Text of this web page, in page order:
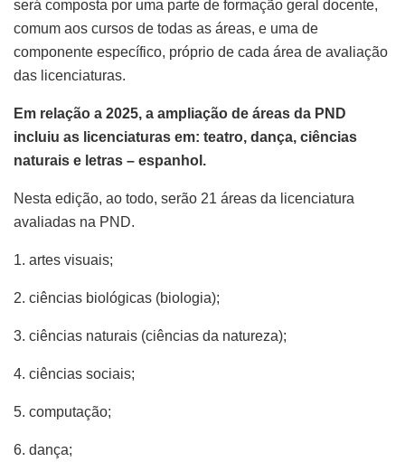
será composta por uma parte de formação geral docente,
comum aos cursos de todas as áreas, e uma de
componente específico, próprio de cada área de avaliação
das licenciaturas.
Em relação a 2025, a ampliação de áreas da PND
incluiu as licenciaturas em: teatro, dança, ciências
naturais e letras – espanhol.
Nesta edição, ao todo, serão 21 áreas da licenciatura
avaliadas na PND.
1. artes visuais;
2. ciências biológicas (biologia);
3. ciências naturais (ciências da natureza);
4. ciências sociais;
5. computação;
6. dança;